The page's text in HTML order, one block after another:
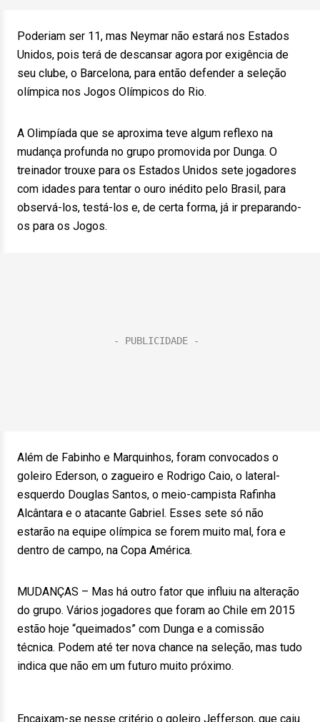
Poderiam ser 11, mas Neymar não estará nos Estados
Unidos, pois terá de descansar agora por exigência de
seu clube, o Barcelona, para então defender a seleção
olímpica nos Jogos Olímpicos do Rio.
A Olimpíada que se aproxima teve algum reflexo na
mudança profunda no grupo promovida por Dunga. O
treinador trouxe para os Estados Unidos sete jogadores
com idades para tentar o ouro inédito pelo Brasil, para
observá-los, testá-los e, de certa forma, já ir preparando-
os para os Jogos.
Além de Fabinho e Marquinhos, foram convocados o
goleiro Ederson, o zagueiro e Rodrigo Caio, o lateral-
esquerdo Douglas Santos, o meio-campista Rafinha
Alcântara e o atacante Gabriel. Esses sete só não
estarão na equipe olímpica se forem muito mal, fora e
dentro de campo, na Copa América.
MUDANÇAS – Mas há outro fator que influiu na alteração
do grupo. Vários jogadores que foram ao Chile em 2015
estão hoje “queimados” com Dunga e a comissão
técnica. Podem até ter nova chance na seleção, mas tudo
indica que não em um futuro muito próximo.
Encaixam-se nesse critério o goleiro Jefferson, que caiu